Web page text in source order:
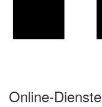
Online-Dienste